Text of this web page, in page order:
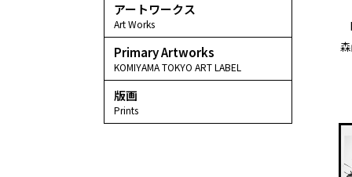
アートワークス
Art Works
Primary Artworks
KOMIYAMA TOKYO ART LABEL
版画
Prints